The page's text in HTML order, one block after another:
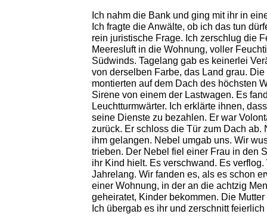
Ich nahm die Bank und ging mit ihr in
Ich fragte die Anwälte, ob ich das tun
rein juristische Frage. Ich zerschlug die
Meeresluft in die Wohnung, voller
Südwinds. Tagelang gab es keinerlei
von derselben Farbe, das Land grau.
montierten auf dem Dach des höchsten
Sirene von einem der Lastwagen. Es
Leuchtturmwärter. Ich erklärte ihnen,
seine Dienste zu bezahlen. Er war
zurück. Er schloss die Tür zum Dach ab.
ihm gelangen. Nebel umgab uns. Wir
trieben. Der Nebel fiel einer Frau in den
ihr Kind hielt. Es verschwand. Es
Jahrelang. Wir fanden es, als es schon
einer Wohnung, in der an die achtzig
geheiratet, Kinder bekommen. Die
Ich übergab es ihr und zerschnitt